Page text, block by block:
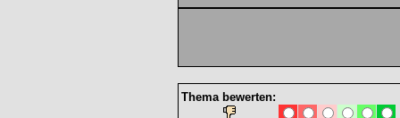
Thema bewerten: